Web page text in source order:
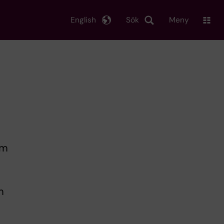
Sök
English Meny